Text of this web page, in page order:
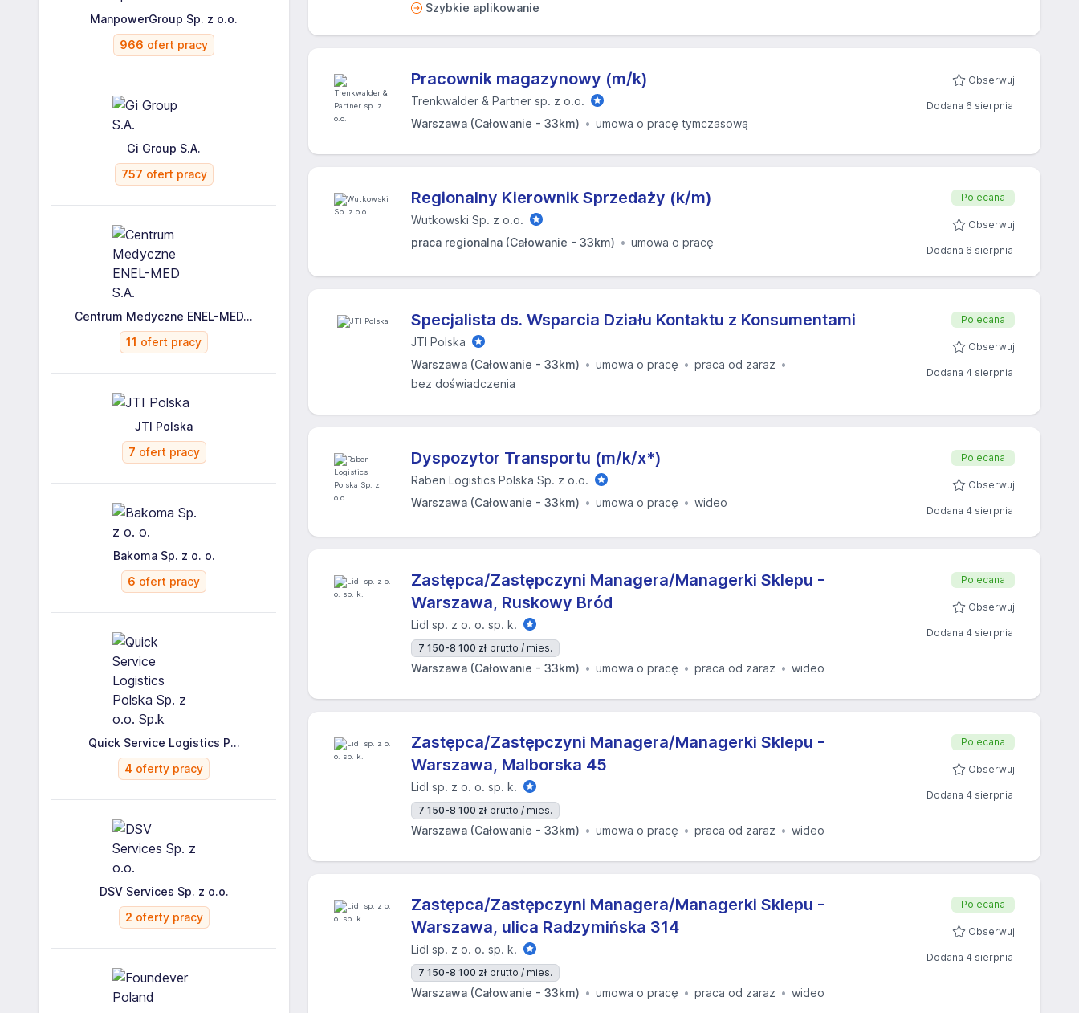
ManpowerGroup Sp. z o.o.
966 ofert pracy
Gi Group S.A.
757 ofert pracy
Centrum Medyczne ENEL-MED...
11 ofert pracy
JTI Polska
7 ofert pracy
Bakoma Sp. z o. o.
6 ofert pracy
Quick Service Logistics P...
4 oferty pracy
DSV Services Sp. z o.o.
2 oferty pracy
Szybkie aplikowanie
Pracownik magazynowy (m/k)
Trenkwalder & Partner sp. z o.o.
Warszawa (Całowanie - 33km)
umowa o pracę tymczasową
Obserwuj
Dodana 6 sierpnia
Regionalny Kierownik Sprzedaży (k/m)
Wutkowski Sp. z o.o.
praca regionalna (Całowanie - 33km)
umowa o pracę
Polecana
Obserwuj
Dodana 6 sierpnia
Specjalista ds. Wsparcia Działu Kontaktu z Konsumentami
JTI Polska
Warszawa (Całowanie - 33km)
umowa o pracę
praca od zaraz
bez doświadczenia
Polecana
Obserwuj
Dodana 4 sierpnia
Dyspozytor Transportu (m/k/x*)
Raben Logistics Polska Sp. z o.o.
Warszawa (Całowanie - 33km)
umowa o pracę wideo
Polecana
Obserwuj
Dodana 4 sierpnia
Zastępca/Zastępczyni Managera/Managerki Sklepu -
Warszawa, Ruskowy Bród
Lidl sp. z o. o. sp. k.
7 150-8 100 zł brutto / mies.
Warszawa (Całowanie - 33km) umowa o pracę praca od zaraz wideo
Polecana
Obserwuj
Dodana 4 sierpnia
Zastępca/Zastępczyni Managera/Managerki Sklepu -
Warszawa, Malborska 45
Lidl sp. z o. o. sp. k.
7 150-8 100 zł brutto / mies.
Warszawa (Całowanie - 33km) umowa o pracę praca od zaraz wideo
Polecana
Obserwuj
Dodana 4 sierpnia
Zastępca/Zastępczyni Managera/Managerki Sklepu -
Warszawa, ulica Radzymińska 314
Lidl sp. z o. o. sp. k.
7 150-8 100 zł brutto / mies.
Warszawa (Całowanie - 33km) umowa o pracę praca od zaraz wideo
Polecana
Obserwuj
Dodana 4 sierpnia